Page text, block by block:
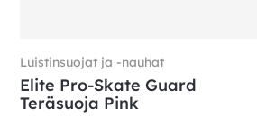
Luistinsuojat ja -nauhat
Elite Pro-Skate Guard
Teräsuoja Pink